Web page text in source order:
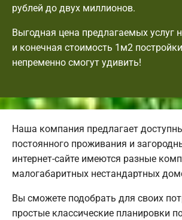
рублей до двух миллионов.
Выгодная цена предлагаемых услуг
и конечная стоимость 1м2
непременно смогут удивить!
Наша компания предлагает
постоянного проживания и
интернет-сайте имеются разные
малогабаритных нестандартных
Вы сможете подобрать для своих
простые классические планировки